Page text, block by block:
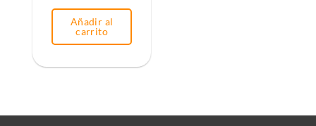
Añadir al
carrito